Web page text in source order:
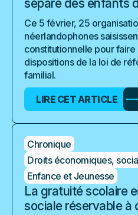
sépare des enfants
Ce 5 février, 25
néerlandophones
constitutionnelle pour faire
dispositions de la loi de
familial.
LIRE CET ARTICLE
Chronique
Droits économiques,
Enfance et Jeunesse
La gratuité scolaire
sociale réservable à